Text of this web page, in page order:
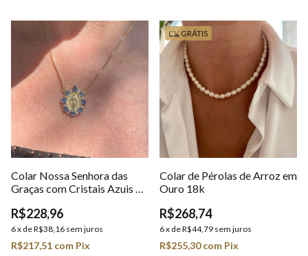
Colar Nossa Senhora das
Graças com Cristais Azuis e
18k
R$228,96
6x deR$38,16 sem juros
R$217,51 com Pix
GRÁTIS
Colar de Pérolas de Arroz em
Ouro 18k
R$268,74
6x deR$44,79 sem juros
R$255,30com Pix